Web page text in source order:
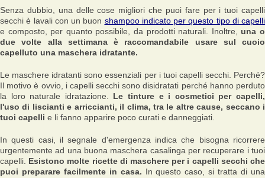
Senza dubbio, una delle cose migliori che puoi fare per i tuoi capelli
secchi è lavali con un buon shampoo indicato per questo tipo di capelli
e composto, per quanto possibile, da prodotti naturali. Inoltre, una o
due volte alla settimana è raccomandabile usare sul cuoio
capelluto una maschera idratante.
Le maschere idratanti sono essenziali per i tuoi capelli secchi. Perché?
Il motivo è ovvio, i capelli secchi sono disidratati perché hanno perduto
la loro naturale idratazione. Le tinture e i cosmetici per capelli,
l'uso di liscianti e arriccianti, il clima, tra le altre cause, seccano i
tuoi capelli e li fanno apparire poco curati e danneggiati.
In questi casi, il segnale d'emergenza indica che bisogna ricorrere
urgentemente ad una buona maschera casalinga per recuperare i tuoi
capelli. Esistono molte ricette di maschere per i capelli secchi che
puoi preparare facilmente in casa. In questo caso, si tratta di una